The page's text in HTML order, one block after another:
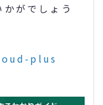
がでしょう
plus